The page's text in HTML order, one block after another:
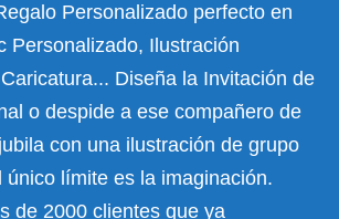
Personalizado perfecto en
Personalizado, Ilustración
Diseña la Invitación de
o despide a ese compañero de
con una ilustración de grupo
único límite es la imaginación.
de 2000 clientes que ya